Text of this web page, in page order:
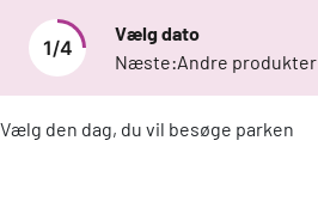
1/4
Vælg dato
Næste:Andre produkter
Vælg den dag, du vil besøge parken